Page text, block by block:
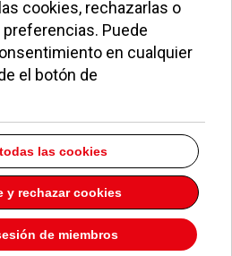
25 JULIO 2009
participaban en el Campus
infectaron por el virus
participaba en ese
grave, están todos
estas tranquilizadoras
García, la concejal de